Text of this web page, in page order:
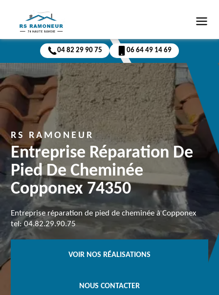
04 82 29 90 75 06 64 49 14 69
RS RAMONEUR
Entreprise Réparation De
Pied De Cheminée
Copponex 74350
Entreprise réparation de pied de cheminée à Copponex
tel: 04.82.29.90.75
VOIR NOS RÉALISATIONS
NOUS CONTACTER